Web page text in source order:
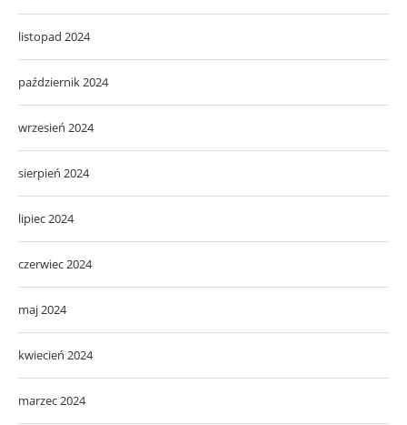
listopad 2024
październik 2024
wrzesień 2024
sierpień 2024
lipiec 2024
czerwiec 2024
maj 2024
kwiecień 2024
marzec 2024